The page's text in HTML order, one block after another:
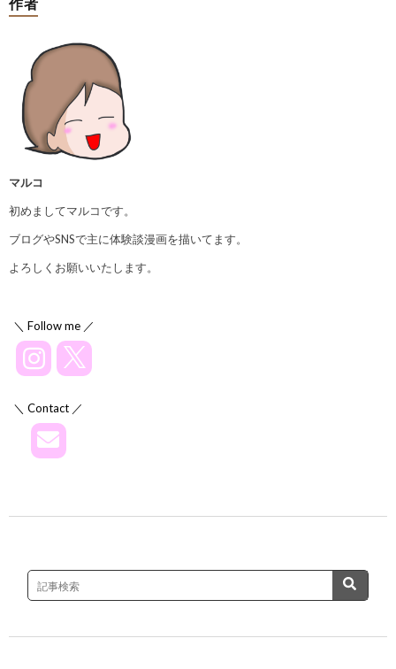
マルコ
初めましてマルコです。
ブログやSNSで主に体験談漫画を描いてます。
よろしくお願いいたします。
＼ Follow me ／
＼ Contact ／